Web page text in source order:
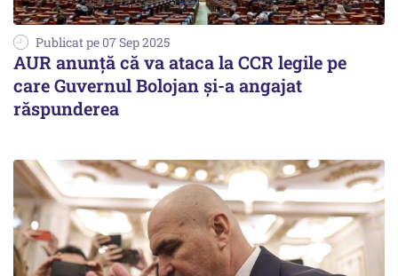
Publicat pe 07 Sep 2025
AUR anunţă că va ataca la CCR legile pe
care Guvernul Bolojan şi-a angajat
răspunderea